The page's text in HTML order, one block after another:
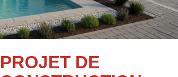
PROJET DE